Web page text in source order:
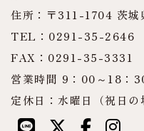
住所：〒311-1704 茨
TEL：0291-35-2646
FAX：0291-35-3331
営業時間 9：00～18：
定休日：水曜日（祝日の